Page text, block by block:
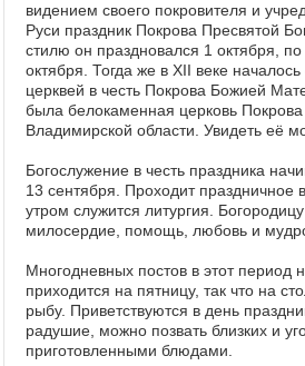
видением своего покровителя и
Руси праздник Покрова Пресвятой
стилю он праздновался 1 октября,
октября. Тогда же в XII веке
церквей в честь Покрова Божией
была белокаменная церковь
Владимирской области. Увидеть её
Богослужение в честь праздника
13 сентября. Проходит праздничное
утром служится литургия.
милосердие, помощь, любовь и
Многодневных постов в этот период
приходится на пятницу, так что на
рыбу. Приветствуются в день
радушие, можно позвать близких и
приготовленными блюдами.